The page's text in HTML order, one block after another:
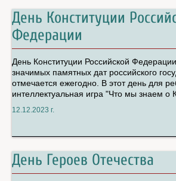
День Конституции
Федерации
День Конституции Российской
значимых памятных дат российского
отмечается ежегодно. В этот день для
интеллектуальная игра "Что мы знаем о
12.12.2023 г.
День Героев Отечества